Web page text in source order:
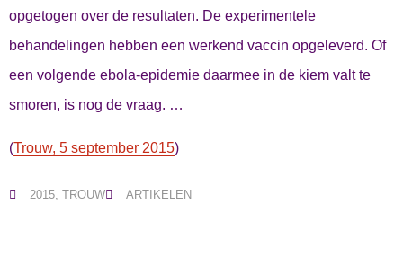
opgetogen over de resultaten. De experimentele
behandelingen hebben een werkend vaccin opgeleverd. Of
een volgende ebola-epidemie daarmee in de kiem valt te
smoren, is nog de vraag. …
(Trouw, 5 september 2015)
2015, TROUW ARTIKELEN